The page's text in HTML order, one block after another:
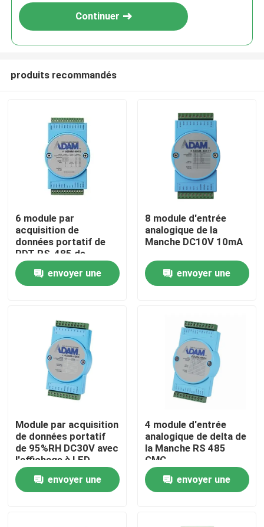
À la maison
Produits
À propos de nous
Contrôle qualité
Contactez-nous
Les affaires
Dynamomètre de couple
Continuer
produits recommandés
6 module par
acquisition de
données portatif de
RDT RS-485 de
canaux
envoyer une
8 module d'entrée
analogique de la
Manche DC10V 10mA
envoyer une
Module par acquisition
de données portatif
de 95%RH DC30V avec
l'affichage à LED
envoyer une
4 module d'entrée
analogique de delta de
la Manche RS 485
CMC
envoyer une